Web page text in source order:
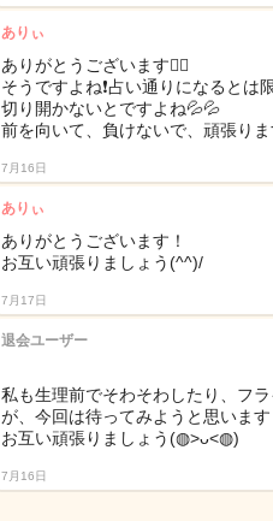
ありぃ
ありがとうございます🙇‍♀️
そうですよね❗️占い通りになると
切り開かないとですよね💦💦
前を向いて、負けないで、頑張り
7月16日
ありぃ
ありがとうございます！
お互い頑張りましょう(^^)/
7月17日
退会ユーザー
私も生理前でそわそわしたり、フ
が、今回は待ってみようと思います
お互い頑張りましょう(◍>ᴗ<◍)
7月16日